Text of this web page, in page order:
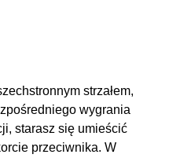
strzałem,
wygrania
starasz się umieścić
przeciwnika. W